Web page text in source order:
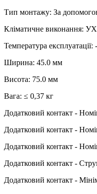
Тип монтажу: За
Кліматичне виконання:
Температура експлуатації:
Ширина: 45.0 мм
Висота: 75.0 мм
Вага: ≤ 0,37 кг
Додатковий контакт -
Додатковий контакт -
Додатковий контакт -
Додатковий контакт -
Додатковий контакт -